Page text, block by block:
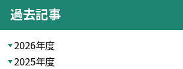
過去記事
2026年度
2025年度